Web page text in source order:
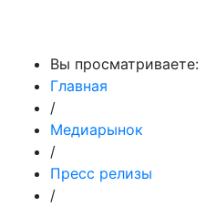
Вы просматриваете:
Главная
/
Медиарынок
/
Пресс релизы
/